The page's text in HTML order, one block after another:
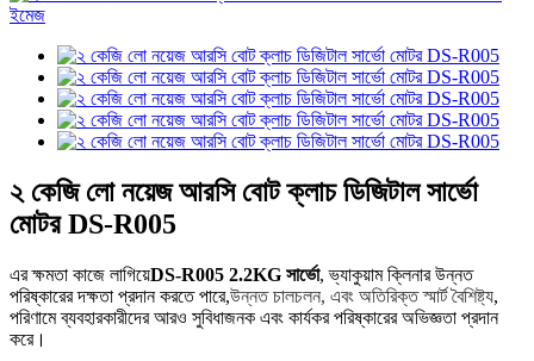
২ কেজি লো নয়েজ আরসি বোট ক্লাচ ডিজিটাল সার্ভো
মোটর DS-R005
এর ক্ষমতা কাজে লাগিয়েDS-R005 2.2KG সার্ভো, ভ্যাকুয়াম ক্লিনার উন্নত
পরিষ্কারের দক্ষতা প্রদান করতে পারে,উন্নত চালচলন, এবং অতিরিক্ত স্মার্ট বৈশিষ্ট্য,
পরিণামে ব্যবহারকারীদের আরও সুবিধাজনক এবং কার্যকর পরিষ্কারের অভিজ্ঞতা প্রদান
করে।